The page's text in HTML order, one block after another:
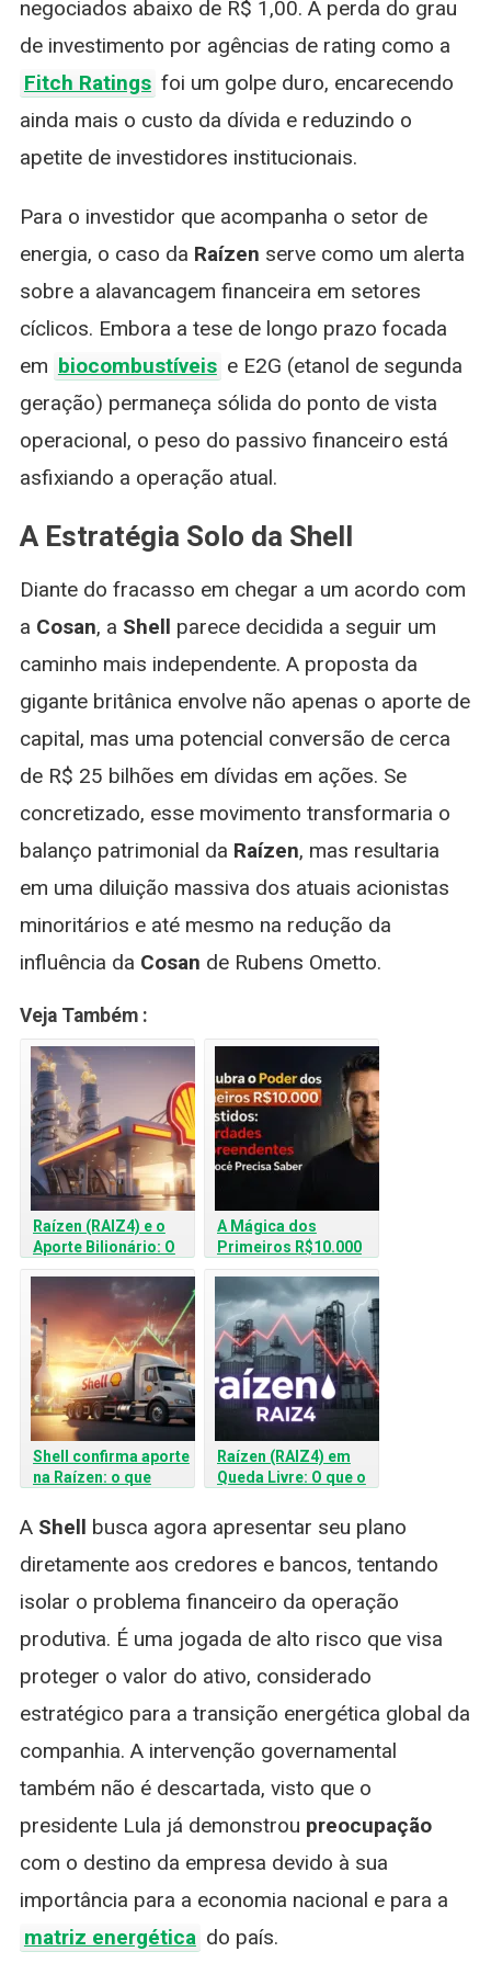
negociados abaixo de R$ 1,00. A perda do grau
de investimento por agências de rating como a
Fitch Ratings foi um golpe duro, encarecendo
ainda mais o custo da dívida e reduzindo o
apetite de investidores institucionais.
Para o investidor que acompanha o setor de
energia, o caso da Raízen serve como um alerta
sobre a alavancagem financeira em setores
cíclicos. Embora a tese de longo prazo focada
em biocombustíveis e E2G (etanol de segunda
geração) permaneça sólida do ponto de vista
operacional, o peso do passivo financeiro está
asfixiando a operação atual.
A Estratégia Solo da Shell
Diante do fracasso em chegar a um acordo com
a Cosan, a Shell parece decidida a seguir um
caminho mais independente. A proposta da
gigante britânica envolve não apenas o aporte de
capital, mas uma potencial conversão de cerca
de R$ 25 bilhões em dívidas em ações. Se
concretizado, esse movimento transformaria o
balanço patrimonial da Raízen, mas resultaria
em uma diluição massiva dos atuais acionistas
minoritários e até mesmo na redução da
influência da Cosan de Rubens Ometto.
Veja Também :
Raízen (RAIZ4) e o
Aporte Bilionário: O
que Esperar da
Reestruturação?
A Mágica dos
Primeiros R$10.000
Investidos: 4
Verdades Sobre o
Tempo no Seu
Dinheiro
Shell confirma aporte
na Raízen: o que
dos biocombustíveis?
Raízen (RAIZ4) em
Queda Livre: O que o
e Shell Significa para o
Investidor?
A Shell busca agora apresentar seu plano
diretamente aos credores e bancos, tentando
isolar o problema financeiro da operação
produtiva. É uma jogada de alto risco que visa
proteger o valor do ativo, considerado
estratégico para a transição energética global da
companhia. A intervenção governamental
também não é descartada, visto que o
presidente Lula já demonstrou preocupação
com o destino da empresa devido à sua
importância para a economia nacional e para a
matriz energética do país.